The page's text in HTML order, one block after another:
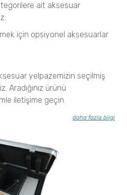
Tespiti
Analizi
ait aksesuar
için opsiyonel aksesuarlar
yelpazemizin seçilmiş
Aradığınız ürünü
iletişime geçin.
daha fazla bilgi